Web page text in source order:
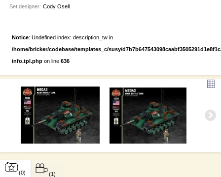
Set designer: Cody Osell
Notice: Undefined index: description_tw in
/home/bricker/codebase/templates_c/susy/
info.tpl.php on line 636
▦
(0) (1)